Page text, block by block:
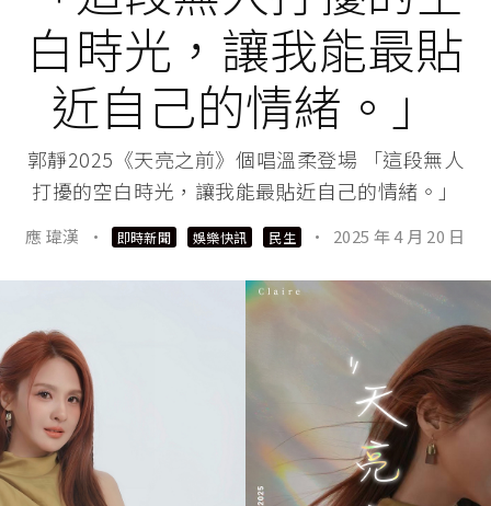
白時光，讓我能最貼
近自己的情緒。」
郭靜2025《天亮之前》個唱溫柔登場 「這段無人
打擾的空白時光，讓我能最貼近自己的情緒。」
應 瑋漢 · 即時新聞 娛樂快訊 民生 · 2025 年 4 月 20 日